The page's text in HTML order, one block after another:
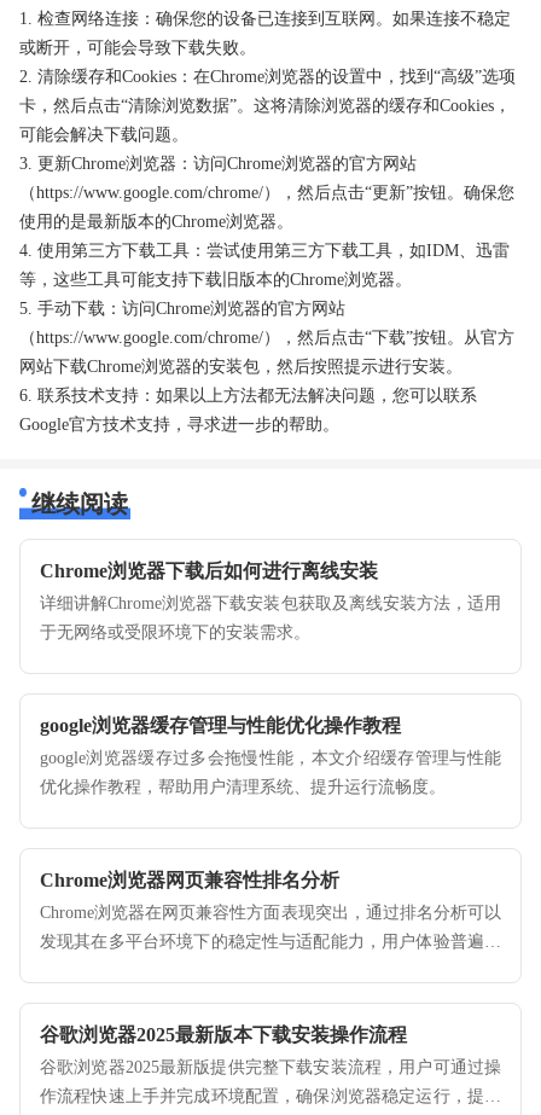
1. 检查网络连接：确保您的设备已连接到互联网。如果连接不稳定
或断开，可能会导致下载失败。
2. 清除缓存和Cookies：在Chrome浏览器的设置中，找到“高级”选项
卡，然后点击“清除浏览数据”。这将清除浏览器的缓存和Cookies，
可能会解决下载问题。
3. 更新Chrome浏览器：访问Chrome浏览器的官方网站
（https://www.google.com/chrome/），然后点击“更新”按钮。确保您
使用的是最新版本的Chrome浏览器。
4. 使用第三方下载工具：尝试使用第三方下载工具，如IDM、迅雷
等，这些工具可能支持下载旧版本的Chrome浏览器。
5. 手动下载：访问Chrome浏览器的官方网站
（https://www.google.com/chrome/），然后点击“下载”按钮。从官方
网站下载Chrome浏览器的安装包，然后按照提示进行安装。
6. 联系技术支持：如果以上方法都无法解决问题，您可以联系
Google官方技术支持，寻求进一步的帮助。
继续阅读
Chrome浏览器下载后如何进行离线安装
详细讲解Chrome浏览器下载安装包获取及离线安装方法，适用
于无网络或受限环境下的安装需求。
google浏览器缓存管理与性能优化操作教程
google浏览器缓存过多会拖慢性能，本文介绍缓存管理与性能
优化操作教程，帮助用户清理系统、提升运行流畅度。
Chrome浏览器网页兼容性排名分析
Chrome浏览器在网页兼容性方面表现突出，通过排名分析可以
发现其在多平台环境下的稳定性与适配能力，用户体验普遍良
谷歌浏览器2025最新版本下载安装操作流程
谷歌浏览器2025最新版提供完整下载安装流程，用户可通过操
作流程快速上手并完成环境配置，确保浏览器稳定运行，提高